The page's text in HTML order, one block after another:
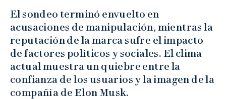
El sondeo terminó envuelto en
acusaciones de manipulación, mientras la
reputación de la marca sufre el impacto
de factores políticos y sociales. El clima
actual muestra un quiebre entre la
confianza de los usuarios y la imagen de la
compañía de Elon Musk.